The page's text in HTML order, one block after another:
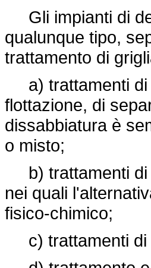
Gli impianti di
qualunque tipo,
trattamento di
a) trattamenti di
flottazione, di
dissabbiatura è
o misto;
b) trattamenti di
nei quali
fisico-chimico;
c) trattamenti di